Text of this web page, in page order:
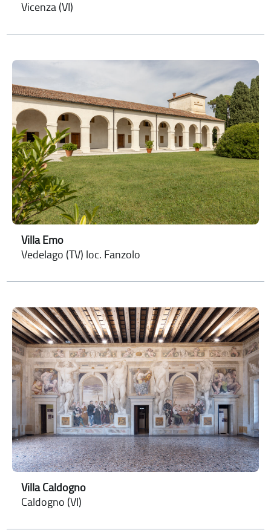
Vicenza (VI)
Villa Emo
Vedelago (TV) loc. Fanzolo
Villa Caldogno
Caldogno (VI)